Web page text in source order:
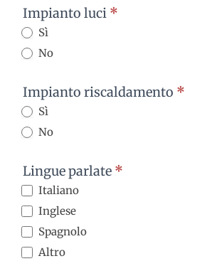
Impianto luci *
Sì
No
Impianto riscaldamento *
Sì
No
Lingue parlate *
Italiano
Inglese
Spagnolo
Altro